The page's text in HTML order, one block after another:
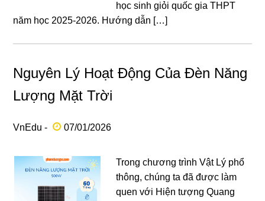
học sinh giỏi quốc gia THPT
năm học 2025-2026. Hướng dẫn […]
Nguyên Lý Hoạt Động Của Đèn Năng
Lượng Mặt Trời
VnEdu - 07/01/2026
Trong chương trình Vật Lý phổ
thông, chúng ta đã được làm
quen với Hiện tượng Quang